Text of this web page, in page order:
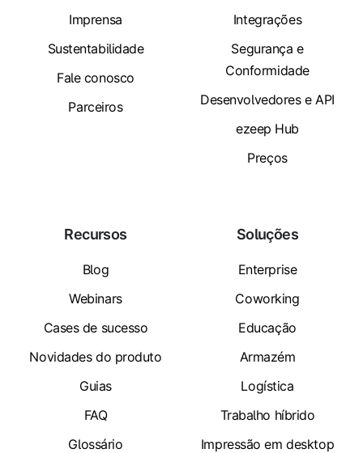
Imprensa
Sustentabilidade
Fale conosco
Parceiros
Integrações
Segurança e
Conformidade
Desenvolvedores e API
ezeep Hub
Preços
Recursos
Blog
Webinars
Cases de sucesso
Novidades do produto
Guias
FAQ
Glossário
Soluções
Enterprise
Coworking
Educação
Armazém
Logística
Trabalho híbrido
Impressão em desktop